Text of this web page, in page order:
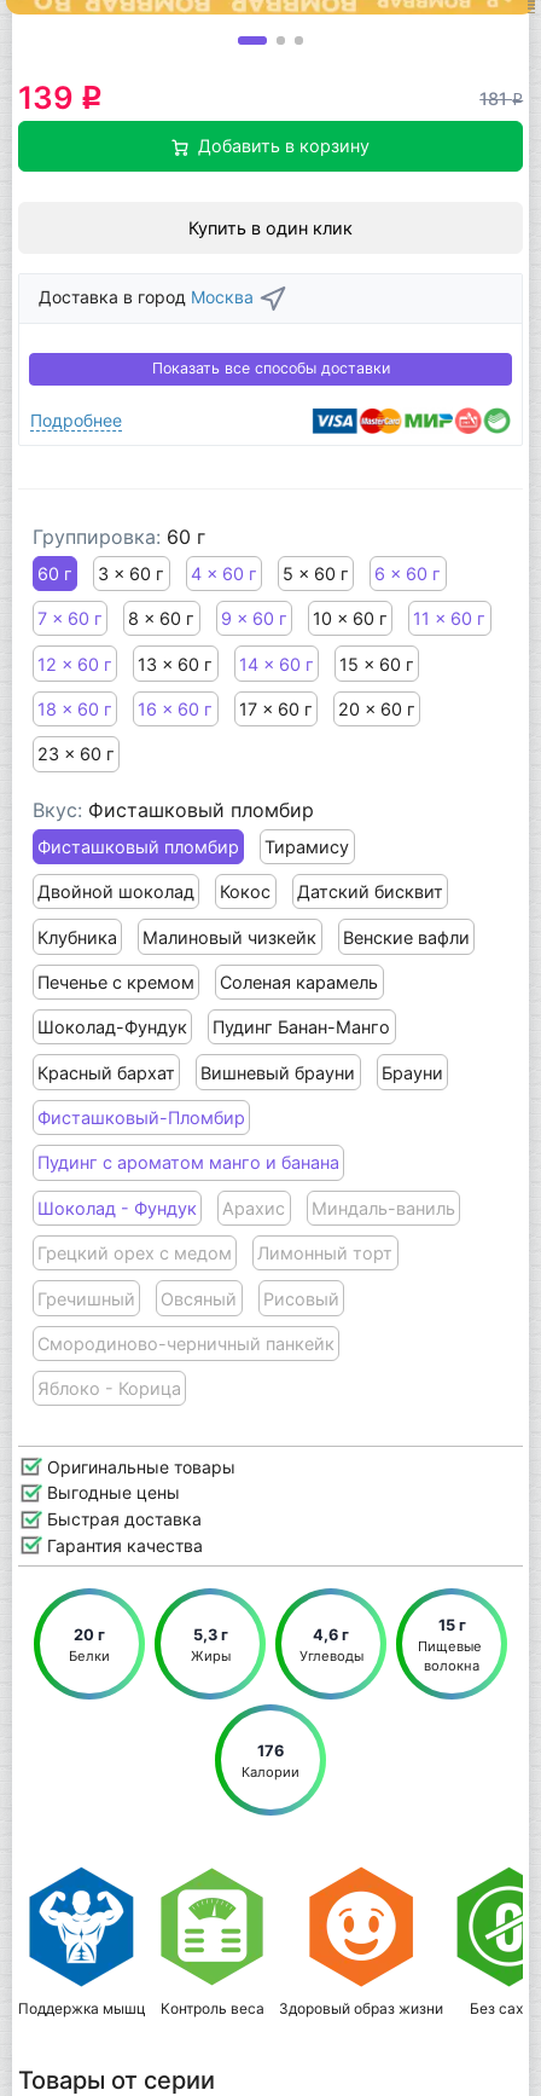
139 q 181q
Добавить в корзину
Купить в один клик
Доставка в город Москва
Показать все способы доставки
Подробнее
Группировка: 60 г
60 г 3 x 60 г 4 x 60 г 5 x 60 г 6 x 60 г
7 x 60 г 8 x 60 г 9 x 60 г 10 x 60 г 11 x 60 г
12 x 60 г 13 x 60 г 14 x 60 г 15 x 60 г
18 x 60 г 16 x 60 г 17 x 60 г 20 x 60 г
23 x 60 г
Вкус: Фисташковый пломбир
Фисташковый пломбир Тирамису
Двойной шоколад Кокос Датский бисквит
Клубника Малиновый чизкейк Венские вафли
Печенье с кремом Соленая карамель
Шоколад-Фундук Пудинг Банан-Манго
Красный бархат Вишневый брауни Брауни
Фисташковый-Пломбир
Пудинг с ароматом манго и банана
Шоколад - Фундук Арахис Миндаль-ваниль
Грецкий орех с медом Лимонный торт
Гречишный Овсяный Рисовый
Смородиново-черничный панкейк
Яблоко - Корица
Оригинальные товары
Выгодные цены
Быстрая доставка
Гарантия качества
20 г
Белки
5,3 г
Жиры
4,6 г
Углеводы
15 г
Пищевые
волокна
176
Калории
Поддержка мышц Контроль веса Здоровый образ жизни Без
Товары от серии